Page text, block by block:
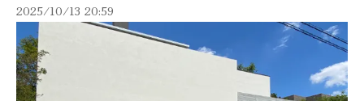
2025/10/13 20:59